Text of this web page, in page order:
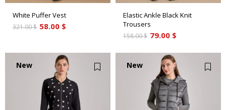
White Puffer Vest
58.00 $
321.00 $
Elastic Ankle Black Knit
Trousers
79.00 $
158.00 $
New
New